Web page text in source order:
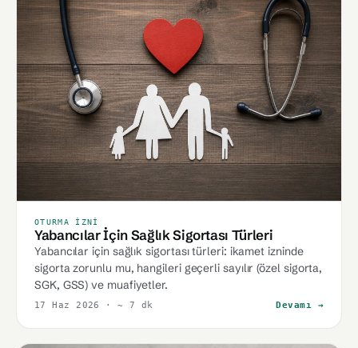
OTURMA İZNI
Yabancılar İçin Sağlık Sigortası Türleri
Yabancılar için sağlık sigortası türleri: ikamet izninde
sigorta zorunlu mu, hangileri geçerli sayılır (özel sigorta,
SGK, GSS) ve muafiyetler.
17 Haz 2026 · ~ 7 dk Devamı →